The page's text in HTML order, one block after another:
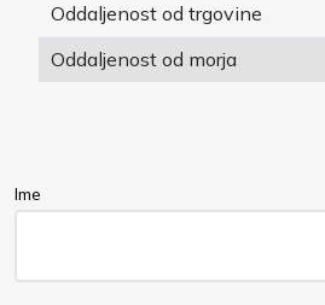
Oddaljenost od trgovine
Oddaljenost od morja
Ime